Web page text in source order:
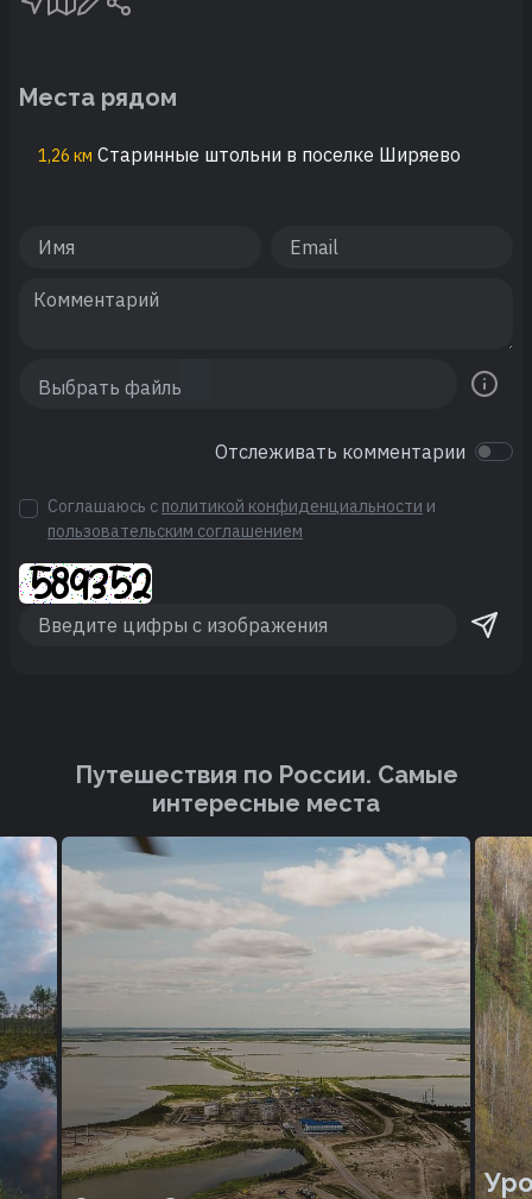
Места рядом
1,26 км Старинные штольни в поселке Ширяево
Отслеживать комментарии
Соглашаюсь с политикой конфиденциальности и
пользовательским соглашением
Путешествия по России. Cамые
интересные места